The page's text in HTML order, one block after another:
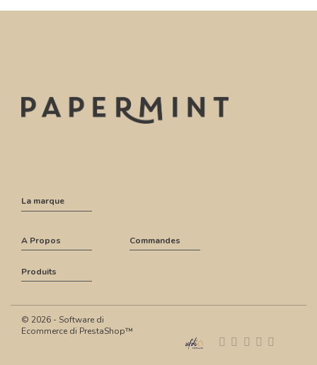
La marque
A Propos Commandes
Produits
© 2026 - Software di
Ecommerce di PrestaShop™